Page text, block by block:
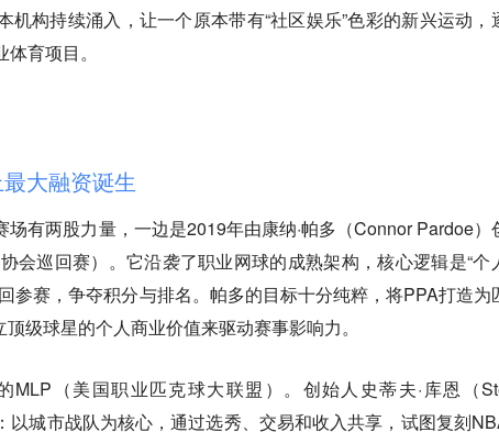
机构持续涌入，让一个原本带有“社区娱乐”色彩的新兴运动，
育项目。
大融资诞生
有两股力量，一边是2019年由康纳·帕多（Connor Pardoe）
会巡回赛）。它沿袭了职业网球的成熟架构，核心逻辑是“个
参赛，争夺积分与排名。帕多的目标十分纯粹，将PPA打造为
级球星的个人商业价值来驱动赛事影响力。
MLP（美国职业匹克球大联盟）。创始人史蒂夫·库恩（
以城市战队为核心，通过选秀、交易和收入共享，试图复刻